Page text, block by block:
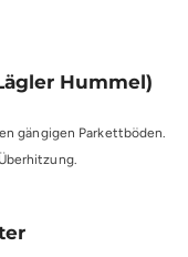
Hummel)
gängigen Parkettböden.